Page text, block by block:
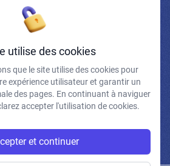
vous à la newsletter
e-mails et confirme avoir pris connaissance de
confidentialité et mentions légales.
utilise des cookies
que le site utilise des cookies pour
expérience utilisateur et garantir un
des pages. En continuant à naviguer
accepter l'utilisation de cookies.
et continuer